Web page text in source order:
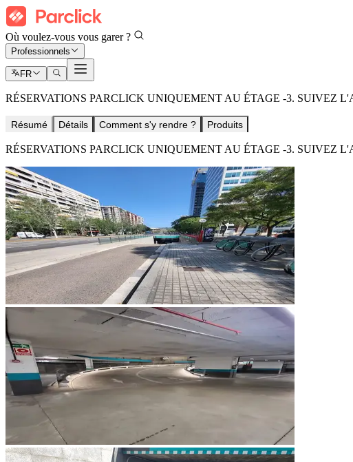
Où voulez-vous vous garer ?
Professionnels
FR
RÉSERVATIONS PARCLICK UNIQUEMENT AU ÉTAGE -3. SUIVEZ
Résumé Détails Comment s'y rendre ? Produits
RÉSERVATIONS PARCLICK UNIQUEMENT AU ÉTAGE -3. SUIVEZ